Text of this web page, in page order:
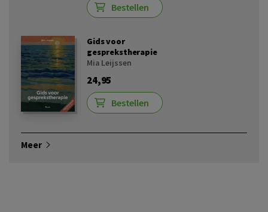
Bestellen
Gids voor
gesprekstherapie
Mia Leijssen
24,95
Bestellen
Meer